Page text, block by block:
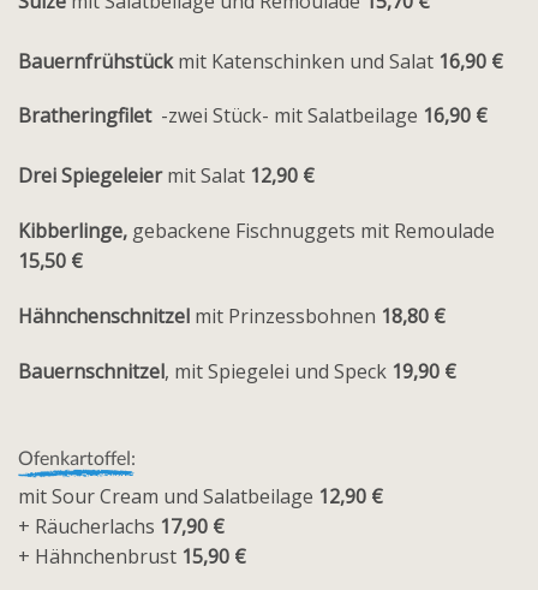
Bauernfrühstückmit Katenschinken und Salat 16,90 €
Bratheringfilet-zwei Stück- mit Salatbeilage 16,90 €
Drei Spiegeleiermit Salat 12,90 €
Kibberlinge, gebackene Fischnuggets mit Remoulade
15,50 €
Hähnchenschnitzel mit Prinzessbohnen 18,80 €
Bauernschnitzel, mit Spiegelei und Speck 19,90 €
Ofenkartoffel:
mit Sour Cream und Salatbeilage 12,90 €
+ Räucherlachs 17,90 €
+ Hähnchenbrust 15,90 €